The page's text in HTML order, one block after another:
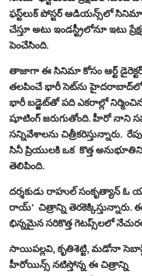
ఫ‌స్ట్‌లుక్ పోస్ట‌ర్‌ ఆడియన్స్‌లో సినిమా
చేస్తూ అటు ఇండస్ట్రీలోనూ ఇటు
పెంచేసింది.
తాజాగా ఈ సినిమా కోసం ఆర్ట్‌
త‌ల‌పించే భారీ సెట్‌ను హైదరాబాద్‌లో రీ
భారీ బడ్జెట్‌తో ప‌ది ఎక‌రాల్లో
షూటింగ్ జ‌రుగుతోంది. హీరో నాని
సన్నివేశాలను చిత్రీకరిస్తున్నారు.
సినీ ప్రియుల‌కి ఒక కొత్త
తెలిపింది.
ద‌ర్శ‌కుడు రాహుల్‌ సంకృత్యాన్‌ ఓ
రాయ్‌’ చిత్రాన్ని
భిన్న‌మైన స‌రికొత్త గెట‌ప్స్‌ల‌లో
సాయిపల్లవి, కృతిశెట్టి, మడోనా
హీరోయిన్స్ న‌టిస్తోన్న ఈ చిత్రాన్ని